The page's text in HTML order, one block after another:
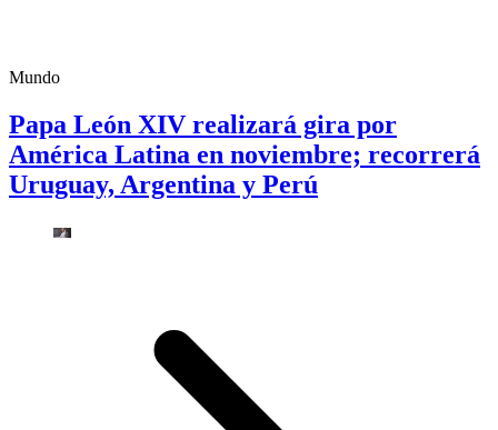
Mundo
Papa León XIV realizará gira por
América Latina en noviembre; recorrerá
Uruguay, Argentina y Perú